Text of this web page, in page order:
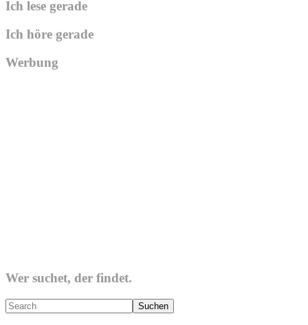
Ich lese gerade
Ich höre gerade
Werbung
Wer suchet, der findet.
Search